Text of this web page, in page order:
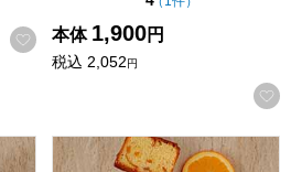
お気に入りに登録する
本体 1,900円
税込 2,052円
ルーツケーキ(1本)[F-17]【年間ギフ
ホテルニューオータニ オレ